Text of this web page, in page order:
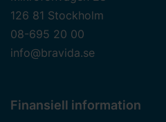
126 81 Stockholm
08-695 20 00
info@bravida.se
Finansiell information